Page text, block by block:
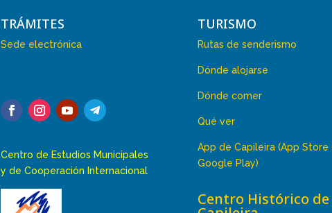
TRÁMITES
Sede electrónica
Centro de Estudios Municipales
y de Cooperación Internacional
TURISMO
Rutas de senderismo
Dónde alojarse
Dónde comer
Qué ver
App de Capileira (App Store
Google Play)
Centro Histórico de